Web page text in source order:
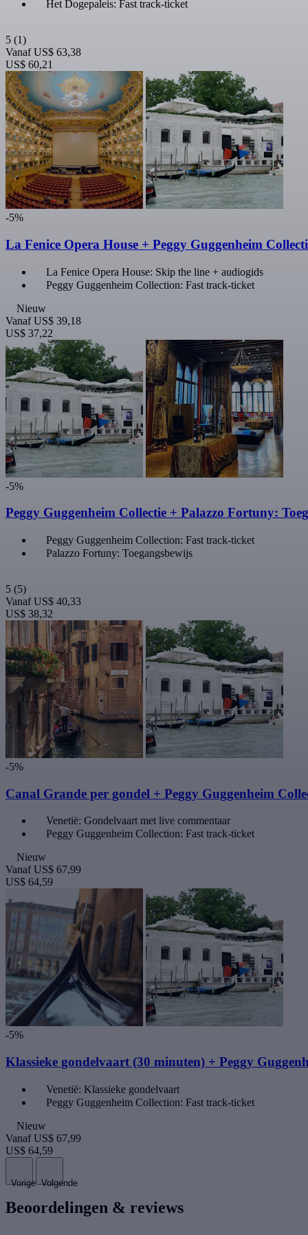
Het Dogepaleis: Fast track-ticket
5 (1)
Vanaf US$ 63,38
US$ 60,21
-5%
La Fenice Opera House + Peggy Guggenheim
La Fenice Opera House: Skip the line + audiogids
Peggy Guggenheim Collection: Fast track-ticket
Nieuw
Vanaf US$ 39,18
US$ 37,22
-5%
Peggy Guggenheim Collectie + Palazzo Fortuny:
Peggy Guggenheim Collection: Fast track-ticket
Palazzo Fortuny: Toegangsbewijs
5 (5)
Vanaf US$ 40,33
US$ 38,32
-5%
Canal Grande per gondel + Peggy Guggenheim
Venetië: Gondelvaart met live commentaar
Peggy Guggenheim Collection: Fast track-ticket
Nieuw
Vanaf US$ 67,99
US$ 64,59
-5%
Klassieke gondelvaart (30 minuten) + Peggy
Venetië: Klassieke gondelvaart
Peggy Guggenheim Collection: Fast track-ticket
Nieuw
Vanaf US$ 67,99
US$ 64,59
Vorige Volgende
Beoordelingen & reviews